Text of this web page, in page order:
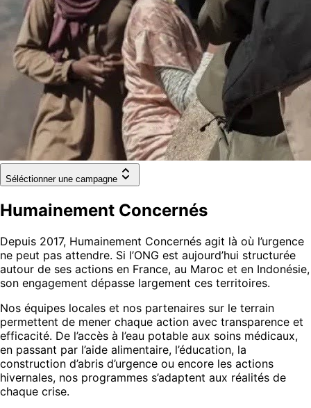
Séléctionner une campagne
Humainement Concernés
Depuis 2017, Humainement Concernés agit là où l’urgence
ne peut pas attendre. Si l’ONG est aujourd’hui structurée
autour de ses actions en France, au Maroc et en Indonésie,
son engagement dépasse largement ces territoires.
Nos équipes locales et nos partenaires sur le terrain
permettent de mener chaque action avec transparence et
efficacité. De l’accès à l’eau potable aux soins médicaux,
en passant par l’aide alimentaire, l’éducation, la
construction d’abris d’urgence ou encore les actions
hivernales, nos programmes s’adaptent aux réalités de
chaque crise.